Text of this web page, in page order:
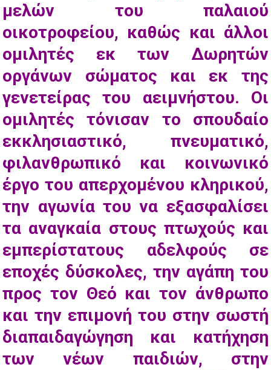
μελών του παλαιού
οικοτροφείου, καθώς και άλλοι
ομιλητές εκ των Δωρητών
οργάνων σώματος και εκ της
γενετείρας του αειμνήστου. Οι
ομιλητές τόνισαν το σπουδαίο
εκκλησιαστικό, πνευματικό,
φιλανθρωπικό και κοινωνικό
έργο του απερχομένου κληρικού,
την αγωνία του να εξασφαλίσει
τα αναγκαία στους πτωχούς και
εμπερίστατους αδελφούς σε
εποχές δύσκολες, την αγάπη του
προς τον Θεό και τον άνθρωπο
και την επιμονή του στην σωστή
διαπαιδαγώγηση και κατήχηση
των νέων παιδιών, στην